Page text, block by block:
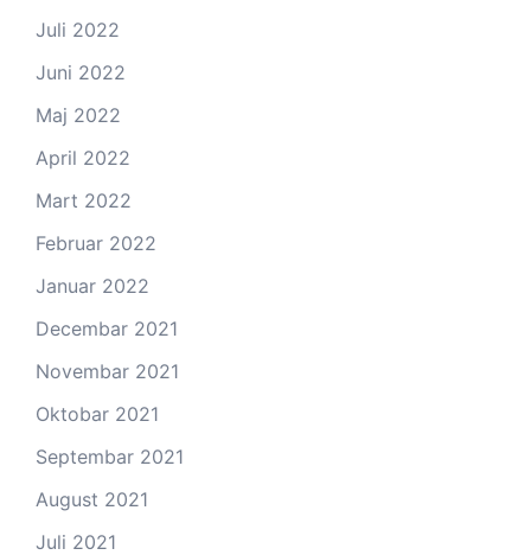
Juli 2022
Juni 2022
Maj 2022
April 2022
Mart 2022
Februar 2022
Januar 2022
Decembar 2021
Novembar 2021
Oktobar 2021
Septembar 2021
August 2021
Juli 2021